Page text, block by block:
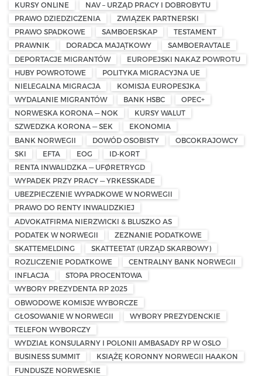
KURSY ONLINE
NAV – URZĄD PRACY I DOBROBYTU
PRAWO DZIEDZICZENIA
ZWIĄZEK PARTNERSKI
PRAWO SPADKOWE
SAMBOERSKAP
TESTAMENT
PRAWNIK
DORADCA MAJĄTKOWY
SAMBOERAVTALE
DEPORTACJE MIGRANTÓW
EUROPEJSKI NAKAZ POWROTU
HUBY POWROTOWE
POLITYKA MIGRACYJNA UE
NIELEGALNA MIGRACJA
KOMISJA EUROPESJKA
WYDALANIE MIGRANTÓW
BANK HSBC
OPEC+
NORWESKA KORONA — NOK
KURSY WALUT
SZWEDZKA KORONA — SEK
EKONOMIA
BANK NORWEGII
DOWÓD OSOBISTY
OBCOKRAJOWCY
SKI
EFTA EOG
ID-KORT
RENTA INWALIDZKA — UFØRETRYGD
WYPADEK PRZY PRACY — YRKESSKADE
UBEZPIECZENIE WYPADKOWE W NORWEGII
PRAWO DO RENTY INWALIDZKIEJ
ADVOKATFIRMA NIERZWICKI & BLUSZKO AS
PODATEK W NORWEGII
ZEZNANIE PODATKOWE
SKATTEMELDING
SKATTEETAT (URZĄD SKARBOWY)
ROZLICZENIE PODATKOWE
CENTRALNY BANK NORWEGII
INFLACJA
STOPA PROCENTOWA
WYBORY PREZYDENTA RP 2025
OBWODOWE KOMISJE WYBORCZE
GŁOSOWANIE W NORWEGII
WYBORY PREZYDENCKIE
TELEFON WYBORCZY
WYDZIAŁ KONSULARNY I POLONII AMBASADY RP W OSLO
BUSINESS SUMMIT
KSIĄŻĘ KORONNY NORWEGII HAAKON
FUNDUSZE NORWESKIE